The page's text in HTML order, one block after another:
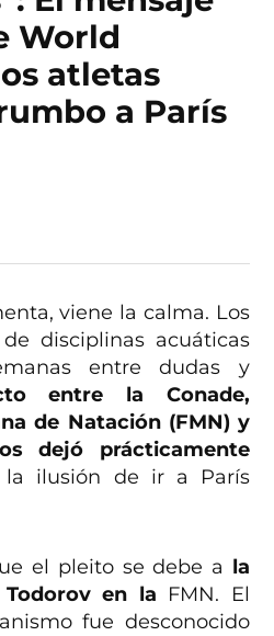
World
atletas
a París
viene la calma. Los
disciplinas acuáticas
entre dudas y
entre la Conade,
de Natación (FMN) y
dejó prácticamente
la ilusión de ir a París
el pleito se debe a la
en la FMN. El
fue desconocido